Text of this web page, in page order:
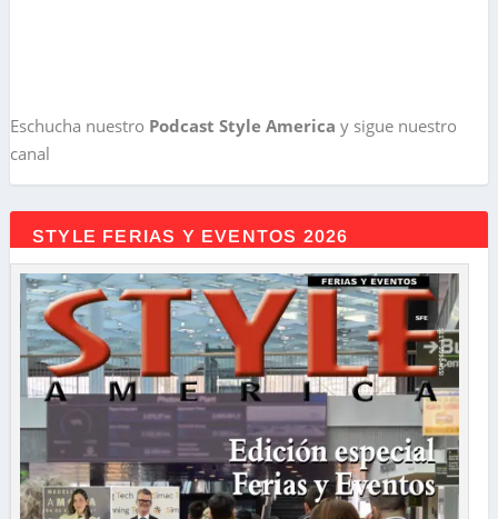
Eschucha nuestro Podcast Style America y sigue nuestro
canal
STYLE FERIAS Y EVENTOS 2026